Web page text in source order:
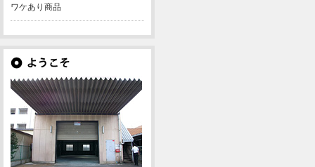
ワケあり商品